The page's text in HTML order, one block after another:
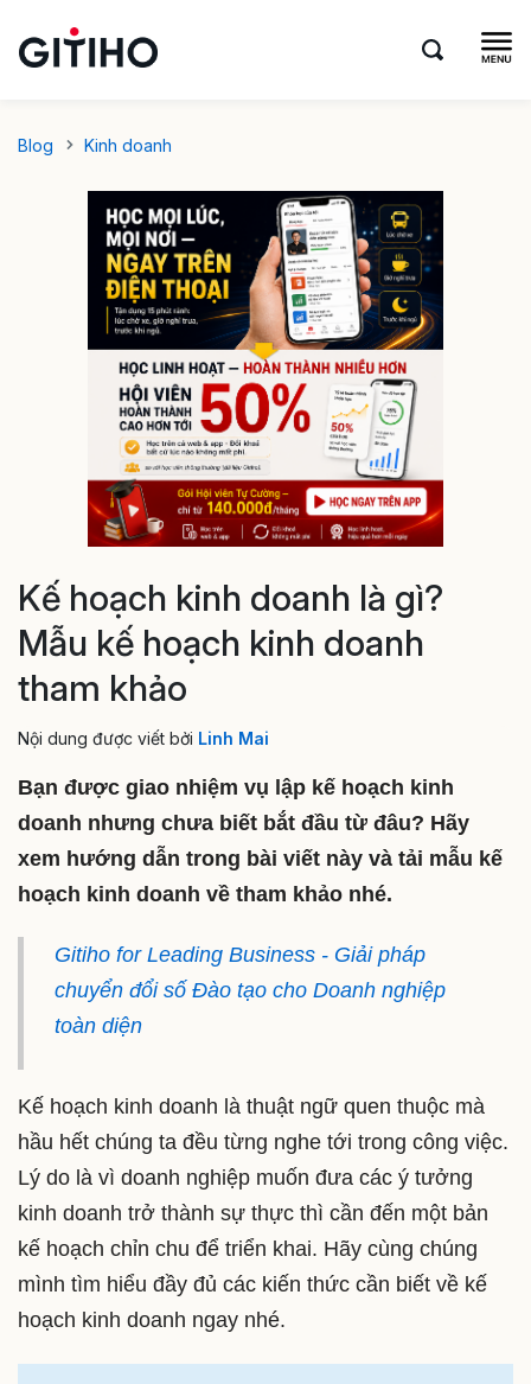
Blog Kinh doanh
Kế hoạch kinh doanh là gì?
Mẫu kế hoạch kinh doanh
tham khảo
Nội dung được viết bởi Linh Mai
Bạn được giao nhiệm vụ lập kế hoạch kinh
doanh nhưng chưa biết bắt đầu từ đâu? Hãy
xem hướng dẫn trong bài viết này và tải mẫu kế
hoạch kinh doanh về tham khảo nhé.
Gitiho for Leading Business - Giải pháp
chuyển đổi số Đào tạo cho Doanh nghiệp
toàn diện
Kế hoạch kinh doanh là thuật ngữ quen thuộc mà
hầu hết chúng ta đều từng nghe tới trong công việc.
Lý do là vì doanh nghiệp muốn đưa các ý tưởng
kinh doanh trở thành sự thực thì cần đến một bản
kế hoạch chỉn chu để triển khai. Hãy cùng chúng
mình tìm hiểu đầy đủ các kiến thức cần biết về kế
hoạch kinh doanh ngay nhé.